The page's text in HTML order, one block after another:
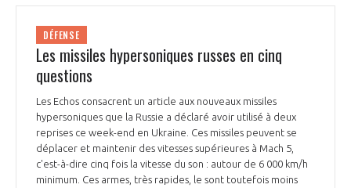
DÉFENSE
Les missiles hypersoniques russes en cinq
questions
Les Echos consacrent un article aux nouveaux missiles
hypersoniques que la Russie a déclaré avoir utilisé à deux
reprises ce week-end en Ukraine. Ces missiles peuvent se
déplacer et maintenir des vitesses supérieures à Mach 5,
c'est-à-dire cinq fois la vitesse du son : autour de 6 000 km/h
minimum. Ces armes, très rapides, le sont toutefois moins